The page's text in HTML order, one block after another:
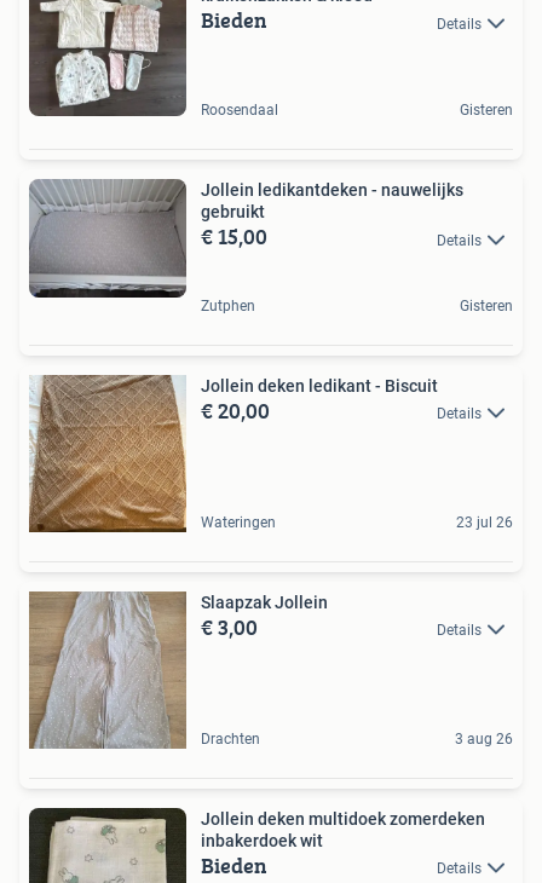
Bieden Details
Roosendaal Gisteren
Jollein ledikantdeken - nauwelijks
gebruikt
€ 15,00 Details
Zutphen Gisteren
Jollein deken ledikant - Biscuit
€ 20,00 Details
Wateringen 23 jul 26
Slaapzak Jollein
€ 3,00 Details
Drachten 3 aug 26
Jollein deken multidoek zomerdeken
inbakerdoek wit
Bieden Details